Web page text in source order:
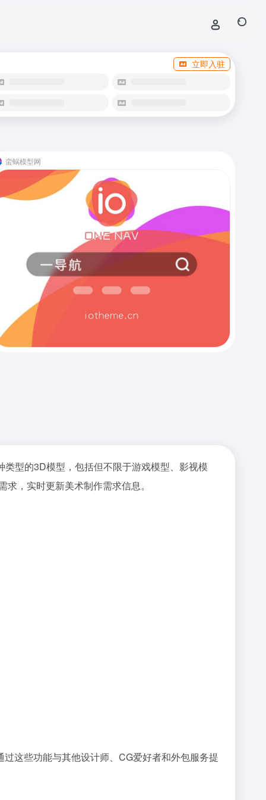
立即入驻
蛮蜗模型网
型的3D模型，包括但不限于游戏模型、影视模
，实时更新美术制作需求信息。
这些功能与其他设计师、CG爱好者和外包服务提